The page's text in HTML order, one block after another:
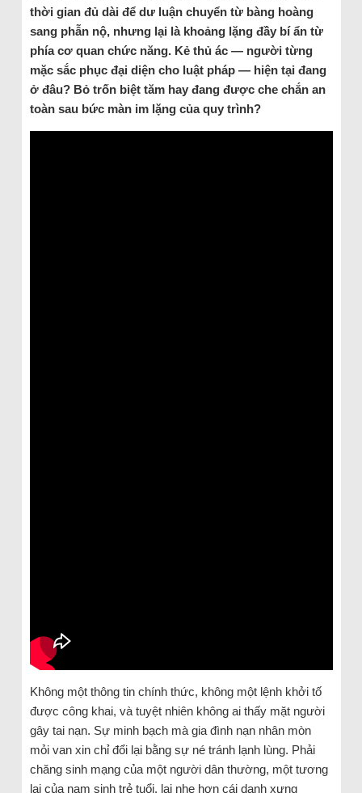
thời gian đủ dài để dư luận chuyển từ bàng hoàng
sang phẫn nộ, nhưng lại là khoảng lặng đầy bí ẩn từ
phía cơ quan chức năng. Kẻ thủ ác — người từng
mặc sắc phục đại diện cho luật pháp — hiện tại đang
ở đâu? Bỏ trốn biệt tăm hay đang được che chắn an
toàn sau bức màn im lặng của quy trình?
Không một thông tin chính thức, không một lệnh khởi tố
được công khai, và tuyệt nhiên không ai thấy mặt người
gây tai nạn. Sự minh bạch mà gia đình nạn nhân mòn
mỏi van xin chỉ đổi lại bằng sự né tránh lạnh lùng. Phải
chăng sinh mạng của một người dân thường, một tương
lai của nam sinh trẻ tuổi, lại nhẹ hơn cái danh xưng